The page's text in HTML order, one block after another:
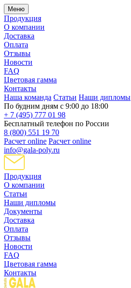
Меню
Продукция
О компании
Доставка
Оплата
Отзывы
Новости
FAQ
Цветовая гамма
Контакты
Наша команда Статьи Наши дипломы
По будним дням с 9:00 до 18:00
+ 7 (495) 777 01 98
Бесплатный телефон по России
8 (800) 551 19 70
Расчет online Расчет online
info@gala-poly.ru
Продукция
О компании
Статьи
Наши дипломы
Документы
Доставка
Оплата
Отзывы
Новости
FAQ
Цветовая гамма
Контакты